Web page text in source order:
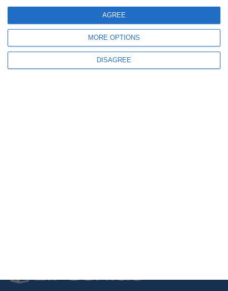
MORE OPTIONS
DISAGREE
AGREE